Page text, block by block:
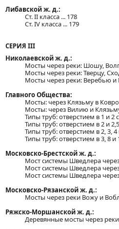
Либавской ж. д.:
Ст. II класса ... 178
Ст. IV класса ... 179
СЕРИЯ ІІІ
Николаевской ж. д.:
Мосты через реки: Шошу,
Мосты через реки: Тверцу,
Мосты через реки: Веребью и
Главного Общества:
Мосты: через Клязьму в
Мосты: через Вилию и
Типы труб: отверстием в 1 и 2
Типы труб: отверстием в 2 и
Типы труб: отверстием в 2, 3, 4
Типы труб: отверстием в 3, 8 и
Московско-Брестской ж. д.:
Мост системы Шведлера
Мост системы Шведлера
Мост системы Шведлера
Московско-Рязанской ж. д.:
Мосты через реки Вожу и
Ряжско-Моршанской ж. д.:
Деревянные мосты через